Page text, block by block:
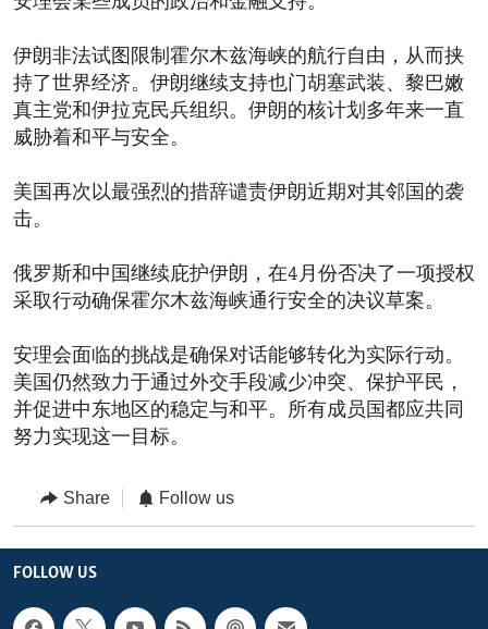
伊朗非法试图限制霍尔木兹海峡的航行自由，从而挟
持了世界经济。伊朗继续支持也门胡塞武装、黎巴嫩
真主党和伊拉克民兵组织。伊朗的核计划多年来一直
威胁着和平与安全。
美国再次以最强烈的措辞谴责伊朗近期对其邻国的袭
击。
俄罗斯和中国继续庇护伊朗，在4月份否决了一项授权
采取行动确保霍尔木兹海峡通行安全的决议草案。
安理会面临的挑战是确保对话能够转化为实际行动。
美国仍然致力于通过外交手段减少冲突、保护平民，
并促进中东地区的稳定与和平。所有成员国都应共同
努力实现这一目标。
Share Follow us
FOLLOW US